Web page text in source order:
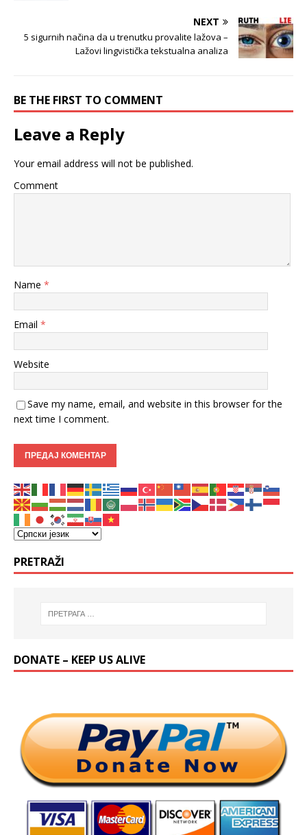
NEXT
5 sigurnih načina da u trenutku provalite lažova –
Lažovi lingvistička tekstualna analiza
BE THE FIRST TO COMMENT
Leave a Reply
Your email address will not be published.
Comment
Name *
Email *
Website
Save my name, email, and website in this browser for the
next time I comment.
PRETRAŽI
DONATE – KEEP US ALIVE